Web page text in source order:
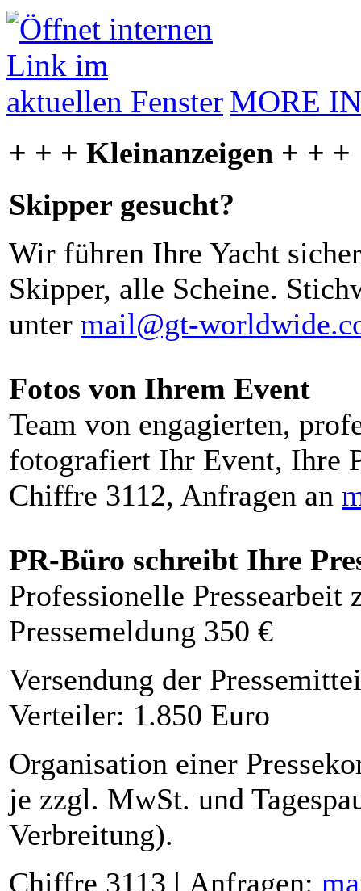
MORE
+ + + Kleinanzeigen + + +
Skipper gesucht?
Wir führen Ihre Yacht
Skipper, alle Scheine.
unter mail@gt-
Fotos von Ihrem Event
Team von engagierten,
fotografiert Ihr Event, Ihre
Chiffre 3112, Anfragen an
PR-Büro schreibt Ihre
Professionelle Pressearbeit
Pressemeldung 350 €
Versendung der
Verteiler: 1.850 Euro
Organisation einer
je zzgl. MwSt. und
Verbreitung).
Chiffre 3113 | Anfragen: